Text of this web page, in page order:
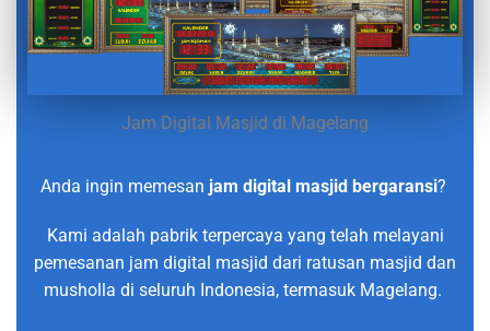
Jam Digital Masjid di Magelang
Anda ingin memesan jam digital masjid bergaransi?
Kami adalah pabrik terpercaya yang telah melayani
pemesanan jam digital masjid dari ratusan masjid dan
musholla di seluruh Indonesia, termasuk Magelang.